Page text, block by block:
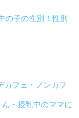
の子の性別！性別
カフェ・ノンカフ
・授乳中のママに